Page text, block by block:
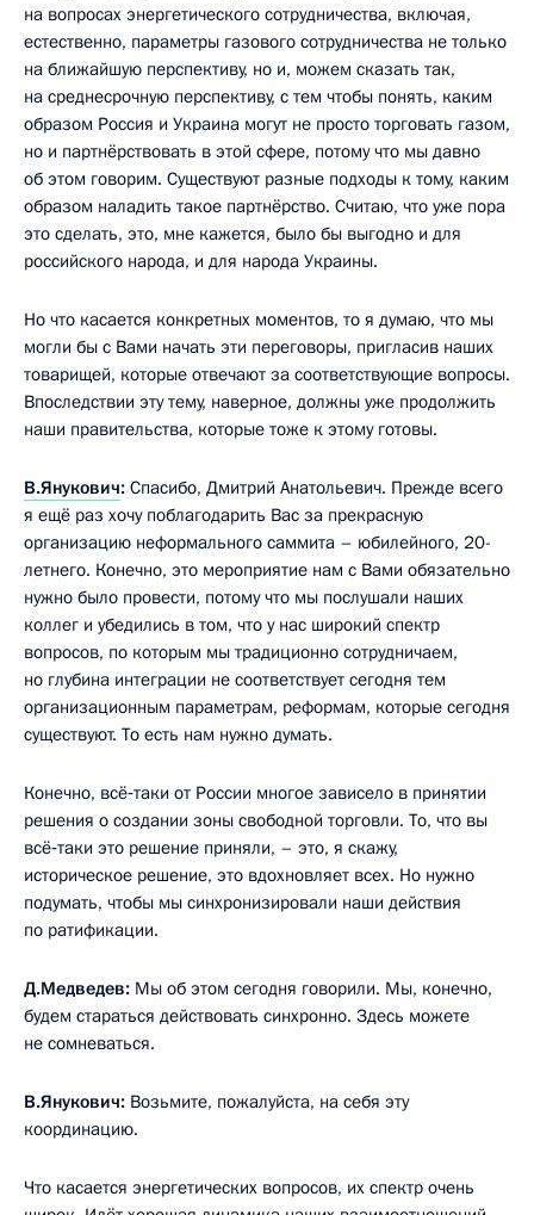
на вопросах энергетического сотрудничества, включая,
естественно, параметры газового сотрудничества не только
на ближайшую перспективу, но и, можем сказать так,
на среднесрочную перспективу, с тем чтобы понять, каким
образом Россия и Украина могут не просто торговать газом,
но и партнёрствовать в этой сфере, потому что мы давно
об этом говорим. Существуют разные подходы к тому, каким
образом наладить такое партнёрство. Считаю, что уже пора
это сделать, это, мне кажется, было бы выгодно и для
российского народа, и для народа Украины.
Но что касается конкретных моментов, то я думаю, что мы
могли бы с Вами начать эти переговоры, пригласив наших
товарищей, которые отвечают за соответствующие вопросы.
Впоследствии эту тему, наверное, должны уже продолжить
наши правительства, которые тоже к этому готовы.
В.Янукович: Спасибо, Дмитрий Анатольевич. Прежде всего
я ещё раз хочу поблагодарить Вас за прекрасную
организацию неформального саммита – юбилейного, 20-
летнего. Конечно, это мероприятие нам с Вами обязательно
нужно было провести, потому что мы послушали наших
коллег и убедились в том, что у нас широкий спектр
вопросов, по которым мы традиционно сотрудничаем,
но глубина интеграции не соответствует сегодня тем
организационным параметрам, реформам, которые сегодня
существуют. То есть нам нужно думать.
Конечно, всё‑таки от России многое зависело в принятии
решения о создании зоны свободной торговли. То, что вы
всё‑таки это решение приняли, – это, я скажу,
историческое решение, это вдохновляет всех. Но нужно
подумать, чтобы мы синхронизировали наши действия
по ратификации.
Д.Медведев: Мы об этом сегодня говорили. Мы, конечно,
будем стараться действовать синхронно. Здесь можете
не сомневаться.
В.Янукович: Возьмите, пожалуйста, на себя эту
координацию.
Что касается энергетических вопросов, их спектр очень